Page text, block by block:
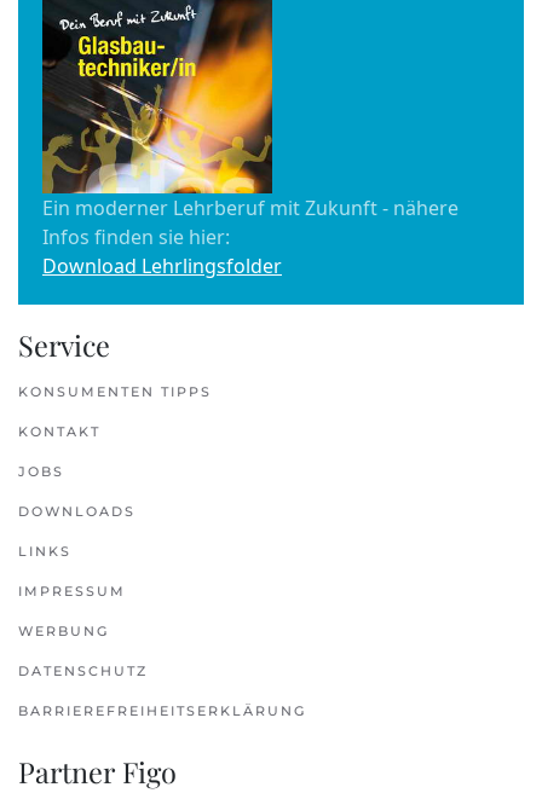
Ein moderner Lehrberuf mit Zukunft - nähere
Infos finden sie hier:
Download Lehrlingsfolder
Service
KONSUMENTEN TIPPS
KONTAKT
JOBS
DOWNLOADS
LINKS
IMPRESSUM
WERBUNG
DATENSCHUTZ
BARRIEREFREIHEITSERKLÄRUNG
Partner Figo